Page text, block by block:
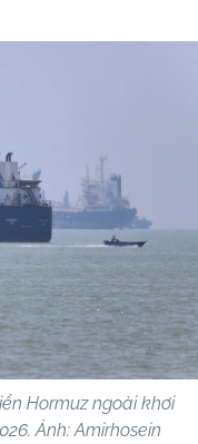
Hormuz ngoài khơi
Ảnh: Amirhosein